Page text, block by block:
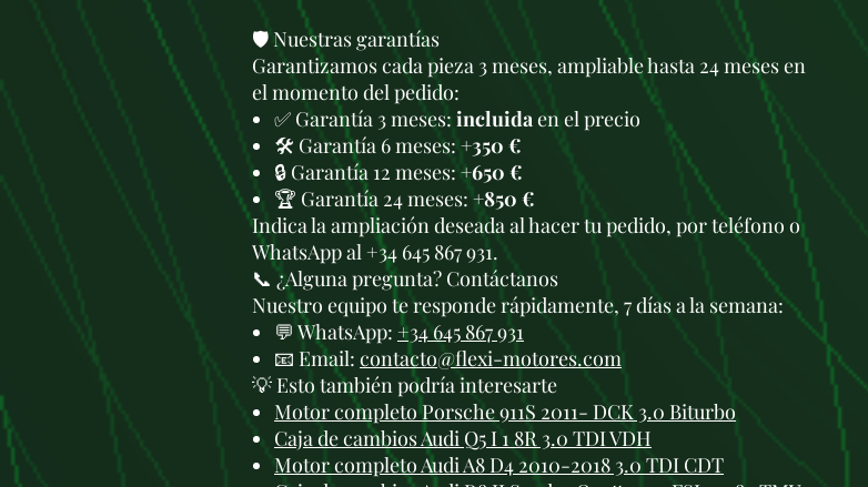
🛡️ Nuestras garantías
Garantizamos cada pieza 3 meses, ampliable hasta 24 meses en
el momento del pedido:
✅ Garantía 3 meses: incluidaen el precio
🛠️ Garantía 6 meses:+350 €
🔒 Garantía 12 meses:+650 €
🏆 Garantía 24 meses:+850 €
Indica la ampliación deseada al hacer tu pedido, por teléfono o
WhatsApp al +34 645 867 931.
📞 ¿Alguna pregunta? Contáctanos
Nuestro equipo te responde rápidamente, 7 días a la semana:
💬 WhatsApp: +34 645 867 931
📧 Email: contacto@flexi-motores.com
💡 Esto también podría interesarte
Motor completo Porsche 911S 2011- DCK 3.0 Biturbo
Caja de cambios Audi Q5 I 1 8R 3.0 TDI VDH
Motor completo Audi A8 D4 2010-2018 3.0 TDI CDT